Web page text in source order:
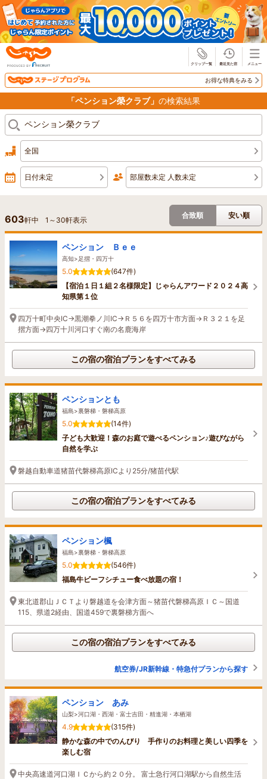
お得な特典をみる
「ペンション榮クラブ」 の検索結果
全国
日付未定 部屋数未定 人数未定
603軒中 1 ～ 30軒表示
合致順 安い順
ペンション Ｂｅｅ
高知>足摺・四万十
5.0
(647件)
【宿泊１日１組２名様限定】じゃらんアワード２０２４高
知県第１位
四万十町中央IC→黒潮拳ノ川IC→Ｒ５６を四万十市方面→Ｒ３２１を足
摺方面→四万十川河口すぐ南の名鹿海岸
この宿の宿泊プランをすべてみる
ペンションとも
福島>裏磐梯・磐梯高原
5.0
(14件)
子ども大歓迎！森のお庭で遊べるペンション♪遊びながら
自然を学ぶ
磐越自動車道猪苗代磐梯高原ICより25分/猪苗代駅
この宿の宿泊プランをすべてみる
ペンション楓
福島>裏磐梯・磐梯高原
5.0
(546件)
福島牛ビーフシチュー食べ放題の宿！
東北道郡山ＪＣＴより磐越道を会津方面～猪苗代磐梯高原ＩＣ～国道
115、県道2経由、国道459で裏磐梯方面へ
この宿の宿泊プランをすべてみる
航空券/JR新幹線・特急付プランから探す
ペンション あみ
山梨>河口湖・西湖・富士吉田・精進湖・本栖湖
4.9
(315件)
静かな森の中でのんびり 手作りのお料理と美しい四季を
楽しむ宿
中央高速道河口湖ＩＣから約２０分。 富士急行河口湖駅から自然生活